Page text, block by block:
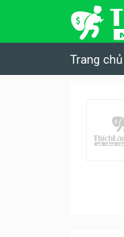
Skip to content
Trang chủ